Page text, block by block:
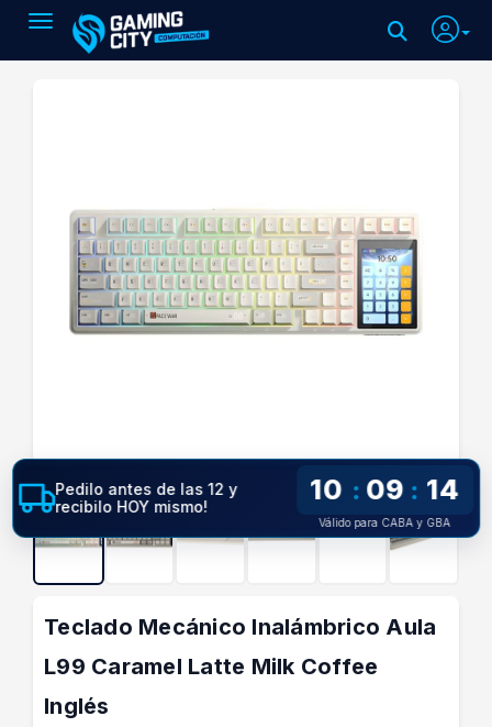
Toggle navigation
Teclado Mecánico Inalámbrico Aula
L99 Caramel Latte Milk Coffee
Inglés
Pedilo antes de las 12 y
recibilo HOY mismo!
10 : 09 : 13
Válido para CABA y GBA